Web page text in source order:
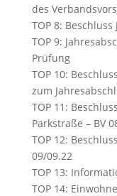
des
TOP 8:
TOP 9:
Prüfung
TOP 10:
zum
TOP 11:
Parkstraße – BV
TOP 12:
09/09.22
TOP 13:
TOP 14: